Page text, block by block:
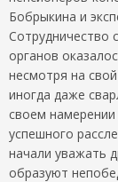
Бобрыкина и
Сотрудничество
органов
несмотря на
иногда даже
своем
успешного
начали уважать
образуют